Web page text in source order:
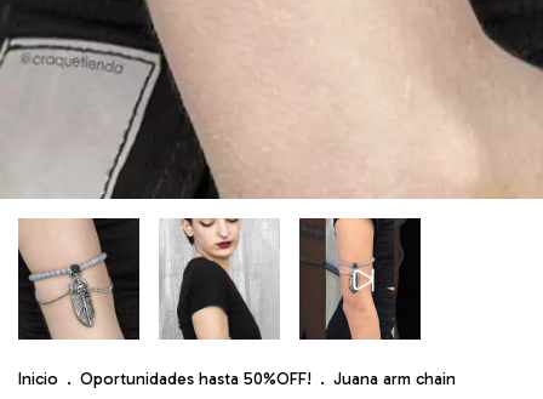
Inicio . Oportunidades hasta 50%OFF! . Juana arm chain